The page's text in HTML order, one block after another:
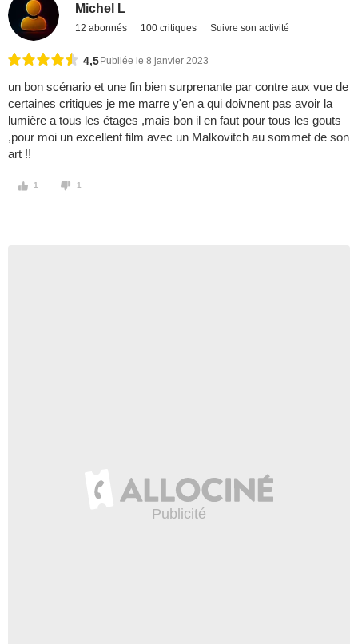
Michel L
12 abonnés 100 critiques Suivre son activité
4,5 Publiée le 8 janvier 2023
un bon scénario et une fin bien surprenante par contre aux vue de
certaines critiques je me marre y'en a qui doivnent pas avoir la
lumière a tous les étages ,mais bon il en faut pour tous les gouts
,pour moi un excellent film avec un Malkovitch au sommet de son
art !!
1 1